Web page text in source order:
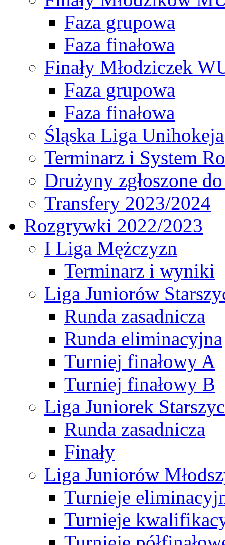
Faza grupowa
Faza finałowa
Finały Młodziczek
Faza grupowa
Faza finałowa
Śląska Liga Unihokeja
Terminarz i System
Drużyny zgłoszone
Transfery 2023/2024
Rozgrywki 2022/2023
I Liga Mężczyzn
Terminarz i wyniki
Liga Juniorów
Runda zasadnicza
Runda eliminacyjna
Turniej finałowy A
Turniej finałowy B
Liga Juniorek
Runda zasadnicza
Finały
Liga Juniorów
Turnieje
Turnieje